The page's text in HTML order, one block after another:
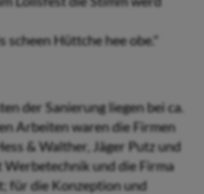
scheen Hüttche hee obe."
der Sanierung liegen bei ca.
Arbeiten waren die Firmen
& Walther, Jäger Putz und
und die Firma
für die Konzeption und